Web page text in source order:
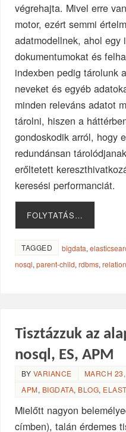
végrehajta. Mivel erre
motor, ezért semmi
adatmodellnek, ahol egy
dokumentumokat és
indexben pedig tárolunk
neveket és egyéb
minden releváns adatot
tárolni, hiszen a
gondoskodik arról, hogy
redundánsan
erőltetett
keresési performanciát.
FOLYTATÁS…
TAGGED bigdata,
nosql,parent-child,rdbms,
Tisztázzuk az
nosql, ES, APM
BY VARIANCE
MARCH
APM, BIGDATA, BLOG,
Mielőtt nagyon
címben), talán érdemes